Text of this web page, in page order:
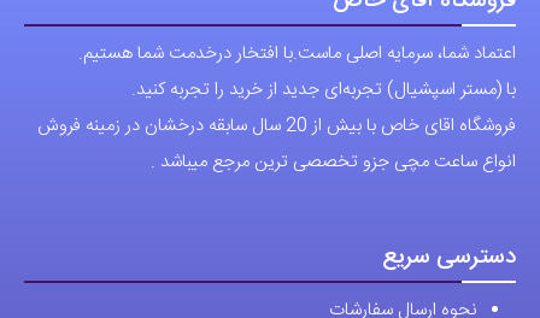
اعتماد شما، سرمایه اصلی ماست.با افتخار درخدمت شما هستیم.
با (مستر اسپشیال) تجربه‌ای جدید از خرید را تجربه کنید.
فروشگاه اقای خاص با بیش از 20 سال سابقه درخشان در زمینه فروش
انواع ساعت مچی جزو تخصصی ترین مرجع میباشد .
دسترسی سریع
نحوه ارسال سفارشات